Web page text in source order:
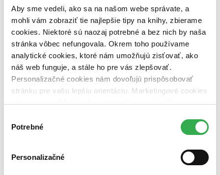
Aby sme vedeli, ako sa na našom webe správate, a
mohli vám zobraziť tie najlepšie tipy na knihy, zbierame
cookies. Niektoré sú naozaj potrebné a bez nich by naša
stránka vôbec nefungovala. Okrem toho používame
analytické cookies, ktoré nám umožňujú zisťovať, ako
náš web funguje, a stále ho pre vás zlepšovať.
Personalizačné cookies nám dovoľujú prispôsobovať
stránku pre vašu lepšiu orientáciu. Marketingové cookies
nám zas umožňujú zobrazenie relevantnej reklamy.
nám pomohlo, keby sme mohli používať všetky tieto
súhlasu
Potrebné
Personalizačné
Vydavateľstvo
C. H. Beck (1 titul) C. H. Beck
Väzba
brožovaná väzba (1 titul)brožovaná väzba1
Zoradiť
Novinky